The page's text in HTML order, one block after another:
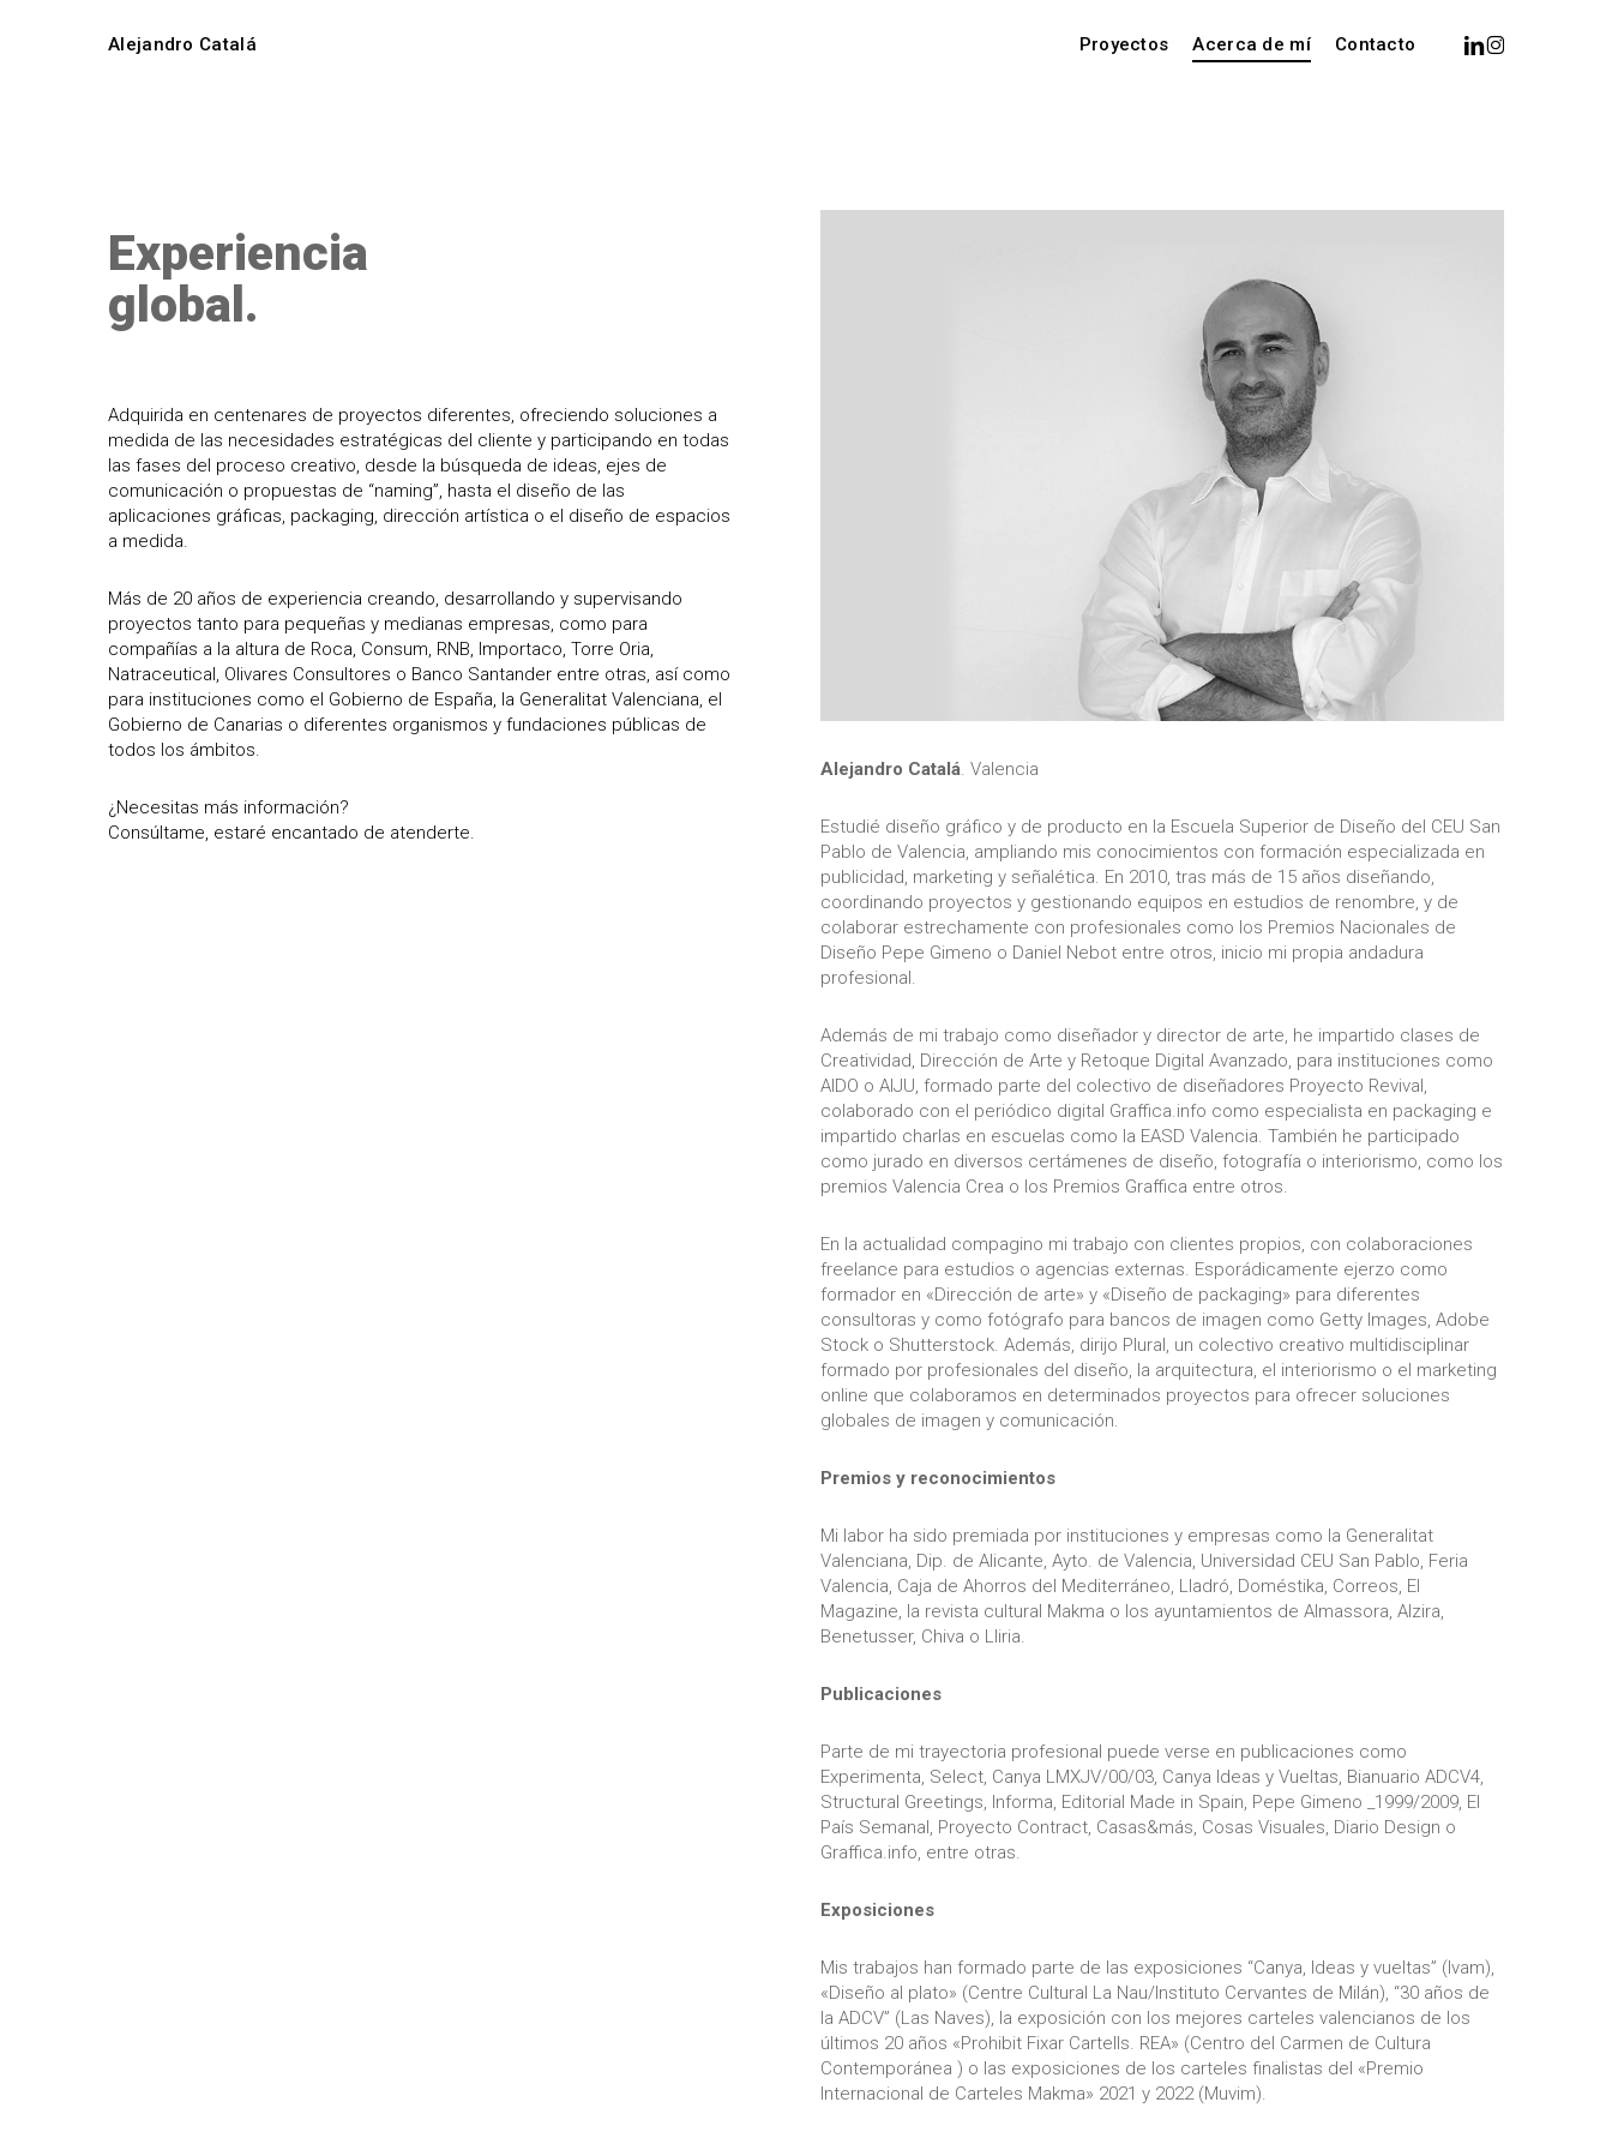
Alejandro Catalá Proyectos Acerca de mí Contacto linkedin
instagram
Experiencia
global.
Adquirida en centenares de proyectos diferentes, ofreciendo soluciones a
medida de las necesidades estratégicas del cliente y participando en todas
las fases del proceso creativo, desde la búsqueda de ideas, ejes de
comunicación o propuestas de “naming”, hasta el diseño de las
aplicaciones gráficas, packaging, dirección artística o el diseño de espacios
a medida.
Más de 20 años de experiencia creando, desarrollando y supervisando
proyectos tanto para pequeñas y medianas empresas, como para
compañías a la altura de Roca, Consum, RNB, Importaco, Torre Oria,
Natraceutical, Olivares Consultores o Banco Santander entre otras, así como
para instituciones como el Gobierno de España, la Generalitat Valenciana, el
Gobierno de Canarias o diferentes organismos y fundaciones públicas de
todos los ámbitos.
¿Necesitas más información?
Consúltame, estaré encantado de atenderte.
Alejandro Catalá. Valencia
Estudié diseño gráfico y de producto en la Escuela Superior de Diseño del CEU San
Pablo de Valencia, ampliando mis conocimientos con formación especializada en
publicidad, marketing y señalética. En 2010, tras más de 15 años diseñando,
coordinando proyectos y gestionando equipos en estudios de renombre, y de
colaborar estrechamente con profesionales como los Premios Nacionales de
Diseño Pepe Gimeno o Daniel Nebot entre otros, inicio mi propia andadura
profesional.
Además de mi trabajo como diseñador y director de arte, he impartido clases de
Creatividad, Dirección de Arte y Retoque Digital Avanzado, para instituciones como
AIDO o AIJU, formado parte del colectivo de diseñadores Proyecto Revival,
colaborado con el periódico digital Graffica.info como especialista en packaging e
impartido charlas en escuelas como la EASD Valencia. También he participado
como jurado en diversos certámenes de diseño, fotografía o interiorismo, como los
premios Valencia Crea o los Premios Graffica entre otros.
En la actualidad compagino mi trabajo con clientes propios, con colaboraciones
freelance para estudios o agencias externas. Esporádicamente ejerzo como
formador en «Dirección de arte» y «Diseño de packaging» para diferentes
consultoras y como fotógrafo para bancos de imagen como Getty Images, Adobe
Stock o Shutterstock. Además, dirijo Plural , un colectivo creativo multidisciplinar
formado por profesionales del diseño, la arquitectura, el interiorismo o el marketing
online que colaboramos en determinados proyectos para ofrecer soluciones
globales de imagen y comunicación.
Premios y reconocimientos
Mi labor ha sido premiada por instituciones y empresas como la Generalitat
Valenciana, Dip. de Alicante, Ayto. de Valencia, Universidad CEU San Pablo, Feria
Valencia, Caja de Ahorros del Mediterráneo, Lladró, Doméstika, Correos, El
Magazine, la revista cultural Makma o los ayuntamientos de Almassora, Alzira,
Benetusser, Chiva o Lliria.
Publicaciones
Parte de mi trayectoria profesional puede verse en publicaciones como
Experimenta, Select, Canya LMXJV/00/03, Canya Ideas y Vueltas, Bianuario ADCV4,
Structural Greetings, Informa, Editorial Made in Spain, Pepe Gimeno _1999/2009, El
País Semanal, Proyecto Contract, Casas&más, Cosas Visuales, Diario Design o
Graffica.info, entre otras.
Exposiciones
Mis trabajos han formado parte de las exposiciones “Canya, Ideas y vueltas” (Ivam),
«Diseño al plato» (Centre Cultural La Nau/Instituto Cervantes de Milán), “30 años de
la ADCV” (Las Naves), la exposición con los mejores carteles valencianos de los
últimos 20 años «Prohibit Fixar Cartells. REA» (Centro del Carmen de Cultura
Contemporánea ) o las exposiciones de los carteles finalistas del «Premio
Internacional de Carteles Makma» 2021 y 2022 (Muvim).